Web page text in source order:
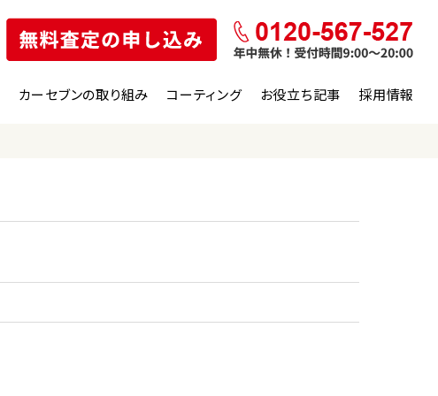
カーセブンの取り組み コーティング お役立ち記事 採用情報